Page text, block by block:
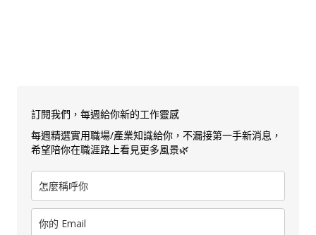
訂閱我們，每週給你新的工作靈感
每週精選實用職場/產業知識給你，不漏接第一手新消息，
希望陪你在職涯路上看見更多風景🌿